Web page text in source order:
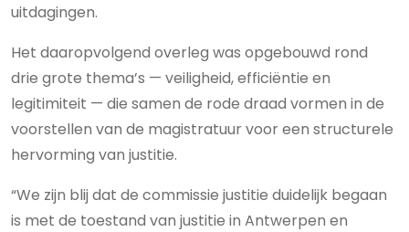
uitdagingen.
Het daaropvolgend overleg was opgebouwd rond
drie grote thema’s — veiligheid, efficiëntie en
legitimiteit — die samen de rode draad vormen in de
voorstellen van de magistratuur voor een structurele
hervorming van justitie.
“We zijn blij dat de commissie justitie duidelijk begaan
is met de toestand van justitie in Antwerpen en